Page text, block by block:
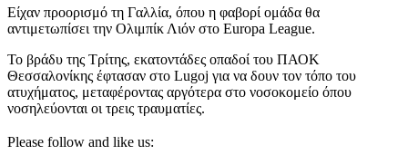
Είχαν προορισμό τη Γαλλία, όπου η φαβορί ομάδα θα
αντιμετωπίσει την Ολιμπίκ Λιόν στο Europa League.
Το βράδυ της Τρίτης, εκατοντάδες οπαδοί του ΠΑΟΚ
Θεσσαλονίκης έφτασαν στο Lugoj για να δουν τον τόπο του
ατυχήματος, μεταφέροντας αργότερα στο νοσοκομείο όπου
νοσηλεύονται οι τρεις τραυματίες.
Please follow and like us: